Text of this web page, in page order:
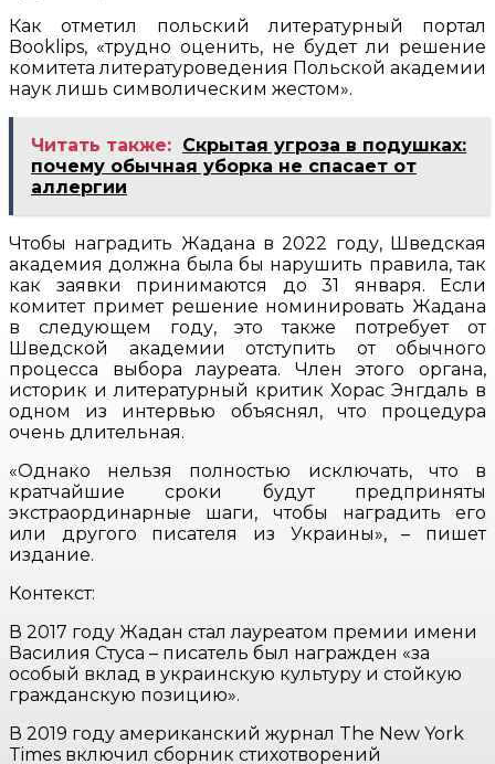
Как отметил польский литературный портал
Booklips, «трудно оценить, не будет ли решение
комитета литературоведения Польской академии
наук лишь символическим жестом».
Читать также: Скрытая угроза в подушках:
почему обычная уборка не спасает от
аллергии
Чтобы наградить Жадана в 2022 году, Шведская
академия должна была бы нарушить правила, так
как заявки принимаются до 31 января. Если
комитет примет решение номинировать Жадана
в следующем году, это также потребует от
Шведской академии отступить от обычного
процесса выбора лауреата. Член этого органа,
историк и литературный критик Хорас Энгдаль в
одном из интервью объяснял, что процедура
очень длительная.
«Однако нельзя полностью исключать, что в
кратчайшие сроки будут предприняты
экстраординарные шаги, чтобы наградить его
или другого писателя из Украины», – пишет
издание.
Контекст:
В 2017 году Жадан стал лауреатом премии имени
Василия Стуса – писатель был награжден «за
особый вклад в украинскую культуру и стойкую
гражданскую позицию».
В 2019 году американский журнал The New York
Times включил сборник стихотворений